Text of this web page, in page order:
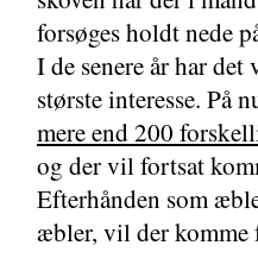
forsøges holdt nede
I de senere år har
største interesse. På
mere end 200
og der vil fortsat
Efterhånden som
æbler, vil der komme